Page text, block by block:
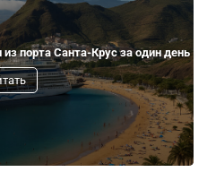
порта Санта-Крус за один день